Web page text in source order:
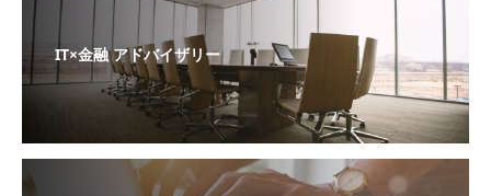
IT×金融 アドバイザリー